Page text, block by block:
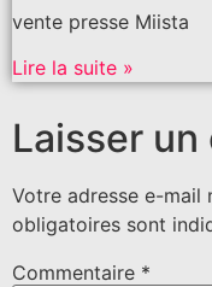
vente presse Miista
Lire la suite »
Laisser
Votre adresse e-mail
obligatoires sont
Commentaire *